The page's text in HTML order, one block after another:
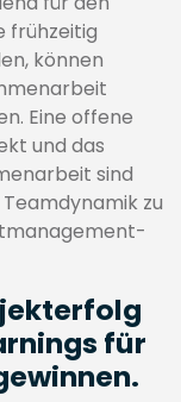
frühzeitig
können
Eine offene
und das
sind
zu
für